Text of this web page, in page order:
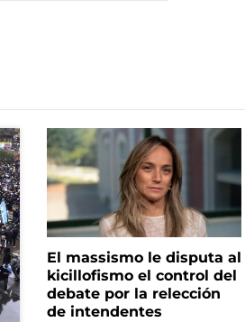
El massismo le disputa al
kicillofismo el control del
debate por la relección
de intendentes